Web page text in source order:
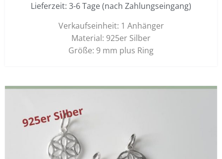
Lieferzeit: 3-6 Tage (nach Zahlungseingang)
Verkaufseinheit: 1 Anhänger
Material: 925er Silber
Größe: 9 mm plus Ring